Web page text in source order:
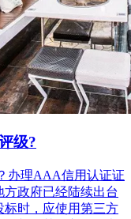
级?
办理AAA信用认证证
政府已经陆续出台
标时，应使用第三方